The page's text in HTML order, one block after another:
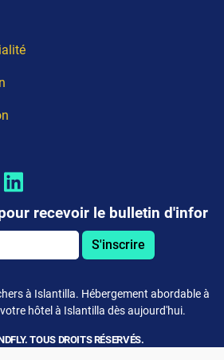
recevoir le bulletin d'infor
S'inscrire
à Islantilla. Hébergement abordable à
hôtel à Islantilla dès aujourd'hui.
TOUS DROITS RÉSERVÉS.